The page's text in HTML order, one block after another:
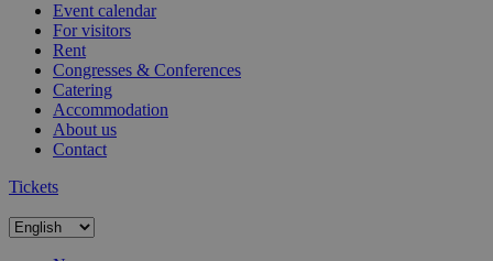
Event calendar
For visitors
Rent
Congresses & Conferences
Catering
Accommodation
About us
Contact
Tickets